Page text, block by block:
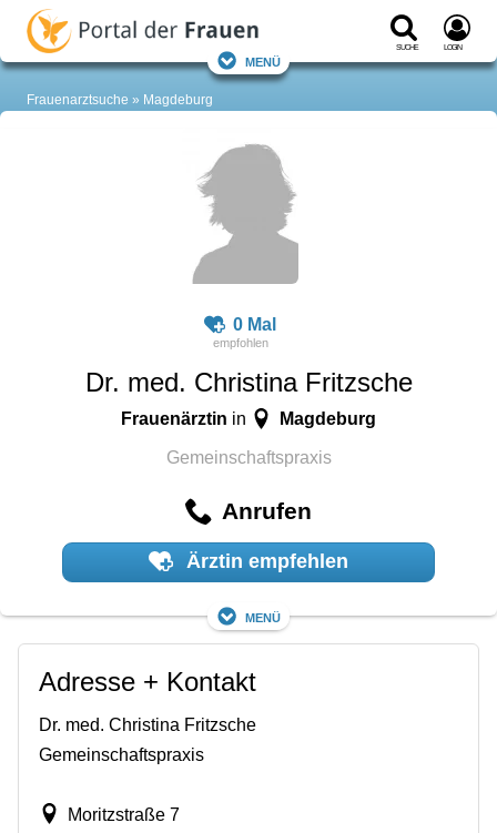
Suche Login
Menü
Frauenarztsuche Magdeburg
0 Mal
Dr. med. Christina Fritzsche
Frauenärztin in Magdeburg
Gemeinschaftspraxis
Anrufen
Ärztin empfehlen
Menü
Adresse + Kontakt
Dr. med. Christina Fritzsche
Gemeinschaftspraxis
Moritzstraße 7